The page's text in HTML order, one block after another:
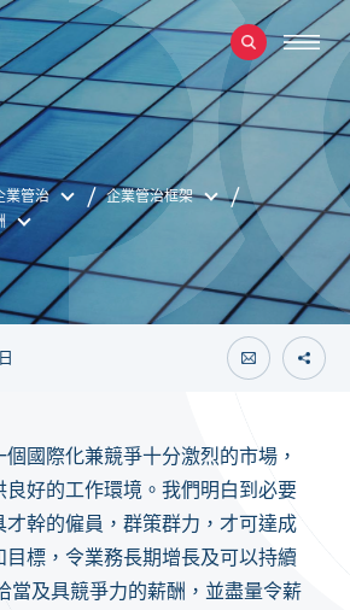
業管治
企業管治框架
國際化兼競爭十分激烈的市場，
好的工作環境。我們明白到必要
才幹的僱員，群策群力，才可達成
標，令業務長期增長及可以持續
當及具競爭力的薪酬，並盡量令薪